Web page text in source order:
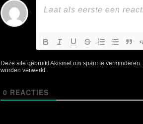
Deze site gebruikt Akismet om spam te verminderen.
worden verwerkt
0 REACTIES